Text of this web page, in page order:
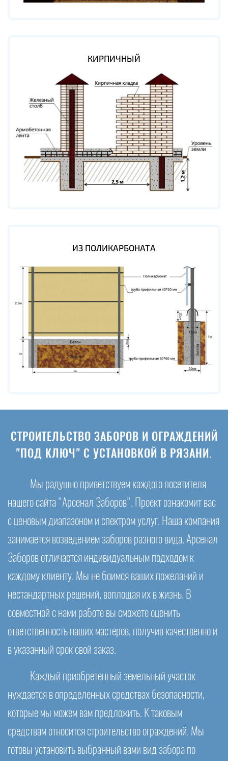
КИРПИЧНЫЙ
ИЗ ПОЛИКАРБОНАТА
СТРОИТЕЛЬСТВО ЗАБОРОВ И ОГРАЖДЕНИЙ
"ПОД КЛЮЧ" С УСТАНОВКОЙ В РЯЗАНИ.
Мы радушно приветствуем каждого посетителя
нашего сайта "Арсенал Заборов". Проект ознакомит вас
с ценовым диапазоном и спектром услуг. Наша компания
занимается возведением заборов разного вида. Арсенал
Заборов отличается индивидуальным подходом к
каждому клиенту. Мы не боимся ваших пожеланий и
нестандартных решений, воплощая их в жизнь. В
совместной с нами работе вы сможете оценить
ответственность наших мастеров, получив качественно и
в указанный срок свой заказ.
Каждый приобретенный земельный участок
нуждается в определенных средствах безопасности,
которые мы можем вам предложить. К таковым
средствам относится строительство ограждений. Мы
готовы установить выбранный вами вид забора по